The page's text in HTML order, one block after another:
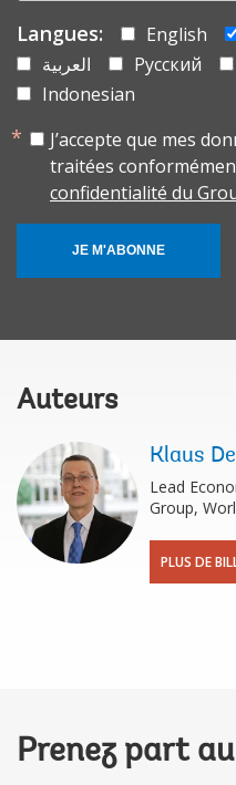
Langues: English
العربية
Русский
Indonesian
J’accepte que mes
traitées
confidentialité du
JE M'ABONNE
Auteurs
Klaus
Lead
Group,
PLUS DE
Prenez part